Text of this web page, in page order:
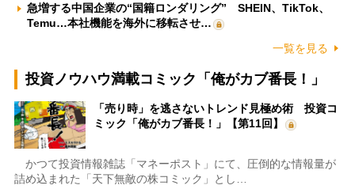
急増する中国企業の“国籍ロンダリング” SHEIN、TikTok、
Temu…本社機能を海外に移転させ…
一覧を見る
投資ノウハウ満載コミック「俺がカブ番長！」
「売り時」を逃さないトレンド見極め術 投資コ
ミック「俺がカブ番長！」【第11回】
かつて投資情報雑誌「マネーポスト」にて、圧倒的な情報量が
詰め込まれた「天下無敵の株コミック」とし…